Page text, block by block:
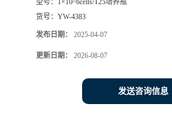
型号： 1×10^6cells/T25培养瓶
货号： YW-4383
发布日期： 2025-04-07
更新日期： 2026-08-07
发送咨询信息